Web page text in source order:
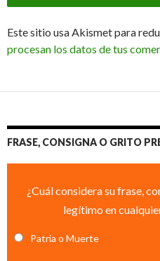
Este sitio usa Akismet para
procesan los datos de tus
FRASE, CONSIGNA O GRITO
¿Cuál considera su frase,
legítimo en
Patria o Muerte